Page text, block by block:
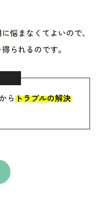
悩まなくてよいので、
られるのです。
からトラブルの解決